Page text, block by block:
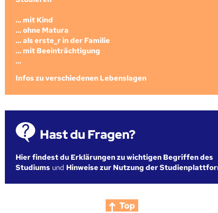
... mit Kind
... ohne Matura
... als erste_r in der Familie
... mit Beeinträchtigung
...
Infos zu verschiedenen Lebenslagen
Hast du Fragen?
Hier findest du Erklärungen zu wichtigen Begriffen des
Studiums und Hinweise zur Nutzung der
Top